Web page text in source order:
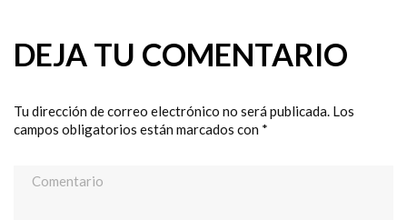
DEJA TU COMENTARIO
Tu dirección de correo electrónico no será publicada. Los
campos obligatorios están marcados con *